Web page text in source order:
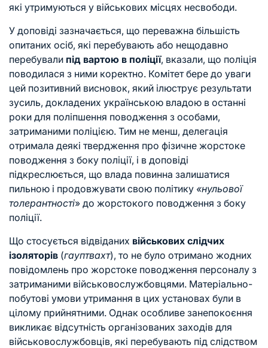
які утримуються у військових місцях несвободи.
У доповіді зазначається, що переважна більшість
опитаних осіб, які перебувають або нещодавно
перебували під вартою в поліції, вказали, що поліція
поводилася з ними коректно. Комітет бере до уваги
цей позитивний висновок, який ілюструє результати
зусиль, докладених українською владою в останні
роки для поліпшення поводження з особами,
затриманими поліцією. Тим не менш, делегація
отримала деякі твердження про фізичне жорстоке
поводження з боку поліції, і в доповіді
підкреслюється, що влада повинна залишатися
пильною і продовжувати свою політику «нульової
толерантності» до жорстокого поводження з боку
поліції.
Що стосується відвіданих військових слідчих
ізоляторів (гауптвахт), то не було отримано жодних
повідомлень про жорстоке поводження персоналу з
затриманими військовослужбовцями. Матеріально-
побутові умови утримання в цих установах були в
цілому прийнятними. Однак особливе занепокоєння
викликає відсутність організованих заходів для
військовослужбовців, які перебувають під слідством